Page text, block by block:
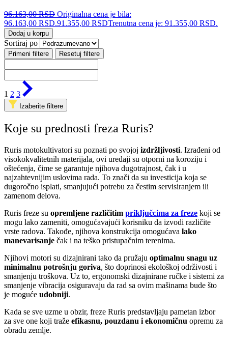
96.163,00RSD Originalna cena je bila:
96.163,00 RSD.91.355,00 RSDTrenutna cena je: 91.355,00 RSD.
Dodaj u korpu
Sortiraj po
Primeni filtere Resetuj filtere
1 2 3
Izaberite filtere
Koje su prednosti freza Ruris?
Ruris motokultivatori su poznati po svojoj izdržljivosti. Izrađeni od
visokokvalitetnih materijala, ovi uređaji su otporni na koroziju i
oštećenja, čime se garantuje njihova dugotrajnost, čak i u
najzahtevnijim uslovima rada. To znači da su investicija koja se
dugoročno isplati, smanjujući potrebu za čestim servisiranjem ili
zamenom delova.
Ruris freze su opremljene različitim priključcima za freze koji se
mogu lako zameniti, omogućavajući korisniku da izvodi različite
vrste radova. Takođe, njihova konstrukcija omogućava lako
manevarisanje čak i na teško pristupačnim terenima.
Njihovi motori su dizajnirani tako da pružaju optimalnu snagu uz
minimalnu potrošnju goriva, što doprinosi ekološkoj održivosti i
smanjenju troškova. Uz to, ergonomski dizajnirane ručke i sistemi za
smanjenje vibracija osiguravaju da rad sa ovim mašinama bude što
je moguće udobniji.
Kada se sve uzme u obzir, freze Ruris predstavljaju pametan izbor
za sve one koji traže efikasnu, pouzdanu i ekonomičnu opremu za
obradu zemlje.